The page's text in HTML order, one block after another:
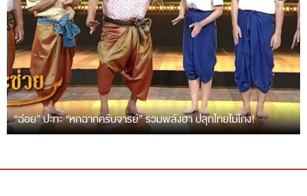
“ฉ่อย” ปะทะ “หกฉากครับจารย์” รวมพลังฮา ปลุกไทยไม่โกง!